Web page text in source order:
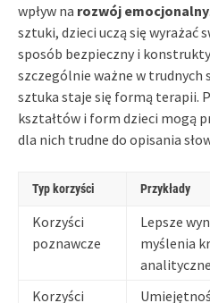
wpływ na rozwój emocjonalny
sztuki, dzieci uczą się wyrażać
sposób bezpieczny i
szczególnie ważne w trudnych
sztuka staje się formą terapii.
kształtów i form dzieci mogą
dla nich trudne do opisania
Typ korzyści Przykłady
Korzyści
poznawcze
Lepsze
myślenia
Korzyści